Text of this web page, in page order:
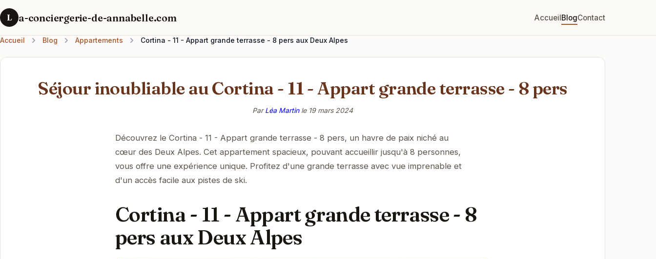
L a-conciergerie-de-annabelle.com AccueilBlogContact
Accueil Blog Appartements Cortina - 11 - Appart grande terrasse - 8 pers aux Deux Alpes
Séjour inoubliable au Cortina - 11 - Appart grande terrasse - 8 pers
ParLéa Martinle 19 mars 2024
Découvrez le Cortina - 11 - Appart grande terrasse - 8 pers, un havre de paix niché au
cœur des Deux Alpes. Cet appartement spacieux, pouvant accueillir jusqu'à 8 personnes,
vous offre une expérience unique. Profitez d'une grande terrasse avec vue imprenable et
d'un accès facile aux pistes de ski.
Cortina - 11 - Appart grande terrasse - 8
pers aux Deux Alpes